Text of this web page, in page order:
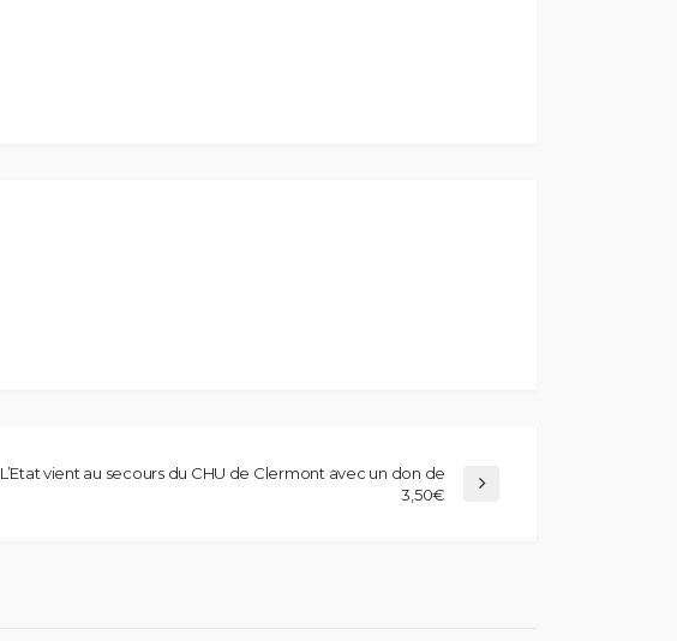
L’Etat vient au secours du CHU de Clermont avec un don de
3,50€